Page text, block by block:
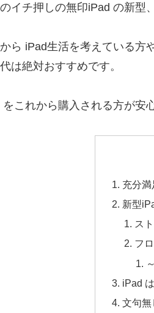
イチ押しの無印iPad の新型、
ら iPad生活を考えている方
は絶対おすすめです。
をこれから購入される方が安
充分
新型
ス
フ
iPad
文句